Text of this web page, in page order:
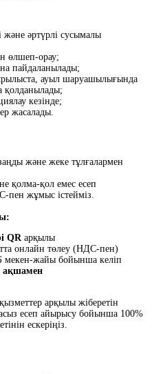
және әртүрлі сусымалы
өлшеп-орау;
пайдаланылады;
ауыл шаруашылығында
қолданылады;
кезінде;
жасалады.
және жеке тұлғалармен
қолма-қол емес есеп
пен жұмыс істейміз.
QRарқылы
онлайн төлеу (НДС-пен)
мекен-жайы бойынша келіп
ақшамен
арқылы жіберетін
есеп айырысу бойынша 100%
ескеріңіз.